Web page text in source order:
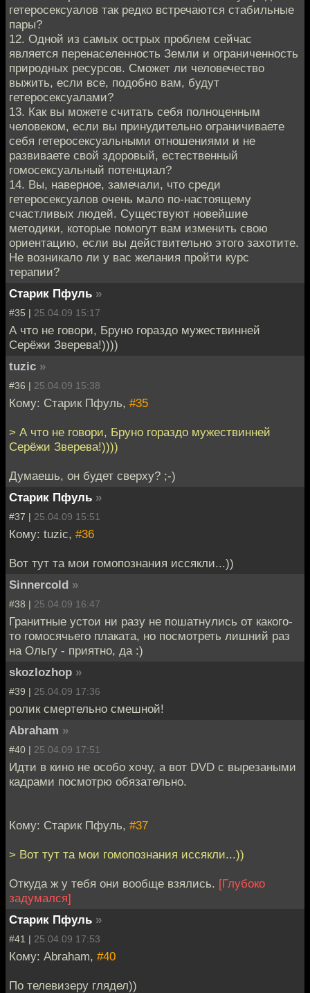
гетеросексуалов так редко встречаются стабильные
пары?
12. Одной из самых острых проблем сейчас
является перенаселенность Земли и ограниченность
природных ресурсов. Сможет ли человечество
выжить, если все, подобно вам, будут
гетеросексуалами?
13. Как вы можете считать себя полноценным
человеком, если вы принудительно ограничиваете
себя гетеросексуальными отношениями и не
развиваете свой здоровый, естественный
гомосексуальный потенциал?
14. Вы, наверное, замечали, что среди
гетеросексуалов очень мало по-настоящему
счастливых людей. Существуют новейшие
методики, которые помогут вам изменить свою
ориентацию, если вы действительно этого захотите.
Не возникало ли у вас желания пройти курс
терапии?
Старик Пфуль »
#35 | 25.04.09 15:17
А что не говори, Бруно гораздо мужествинней
Серёжи Зверева!))))
tuzic »
#36 | 25.04.09 15:38
Кому: Старик Пфуль, #35
> А что не говори, Бруно гораздо мужествинней
Серёжи Зверева!))))
Думаешь, он будет сверху? ;-)
Старик Пфуль »
#37 | 25.04.09 15:51
Кому: tuzic, #36
Вот тут та мои гомопознания иссякли...))
Sinnercold »
#38 | 25.04.09 16:47
Гранитные устои ни разу не пошатнулись от какого-
то гомосячьего плаката, но посмотреть лишний раз
на Ольгу - приятно, да :)
skozlozhop »
#39 | 25.04.09 17:36
ролик смертельно смешной!
Abraham »
#40 | 25.04.09 17:51
Идти в кино не особо хочу, а вот DVD с вырезаными
кадрами посмотрю обязательно.
Кому: Старик Пфуль, #37
> Вот тут та мои гомопознания иссякли...))
Откуда ж у тебя они вообще взялись. [Глубоко
задумался]
Старик Пфуль »
#41 | 25.04.09 17:53
Кому: Abraham, #40
По телевизеру глядел))